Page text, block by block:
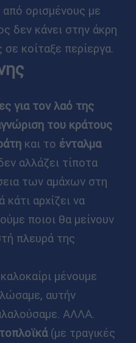
από ορισμένους με
δεν κάνει στην άκρη
κοίταξε περίεργα.
για τον λαό της
του κράτους
και το ένταλμα
αλλάζει τίποτα
των αμάχων στη
αρχίζει να
ποιοι θα μείνουν
πλευρά της
μένουμε
αυτήν
ΑΛΛΑ.
(με τραγικές